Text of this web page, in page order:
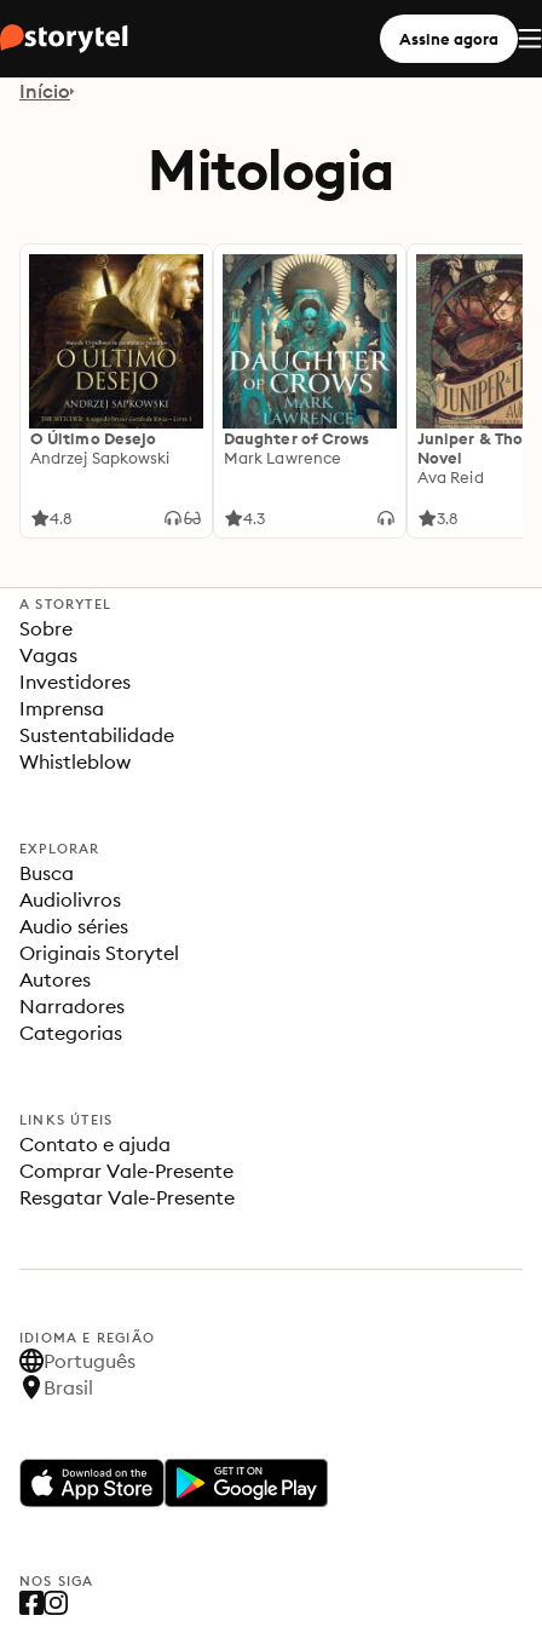
Assine agora
Início
Mitologia
O Último Desejo
Andrzej Sapkowski
4.8
Daughter of Crows
Mark Lawrence
4.3
Juniper &
Novel
Ava Reid
3.8
A STORYTEL
Sobre
Vagas
Investidores
Imprensa
Sustentabilidade
Whistleblow
EXPLORAR
Busca
Audiolivros
Audio séries
Originais Storytel
Autores
Narradores
Categorias
LINKS ÚTEIS
Contato e ajuda
Comprar Vale-Presente
Resgatar Vale-Presente
IDIOMA E REGIÃO
Português
Brasil
NOS SIGA